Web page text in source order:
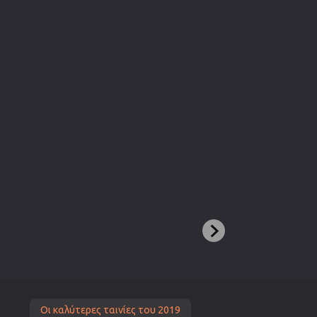
Οι καλύτερες ταινίες του 2019